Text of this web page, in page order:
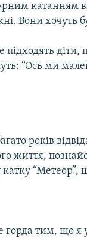
катанням
Вони хочуть
діти,
“Ось ми
років
життя,
“Метеор”,
горда тим, що я